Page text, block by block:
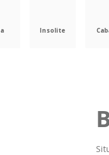
Insolite